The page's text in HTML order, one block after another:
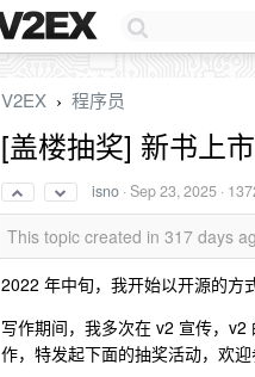
V2EX › 程序员
[盖楼抽奖] 新书上
isno ·Sep 23, 2025 ·
This topic created in 317 days
2022 年中旬，我开始以开源的方
写作期间，我多次在 v2 宣传，
作，特发起下面的抽奖活动，欢迎